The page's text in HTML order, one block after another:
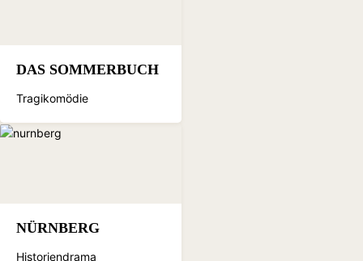
DAS SOMMERBUCH
Tragikomödie
NÜRNBERG
Historiendrama